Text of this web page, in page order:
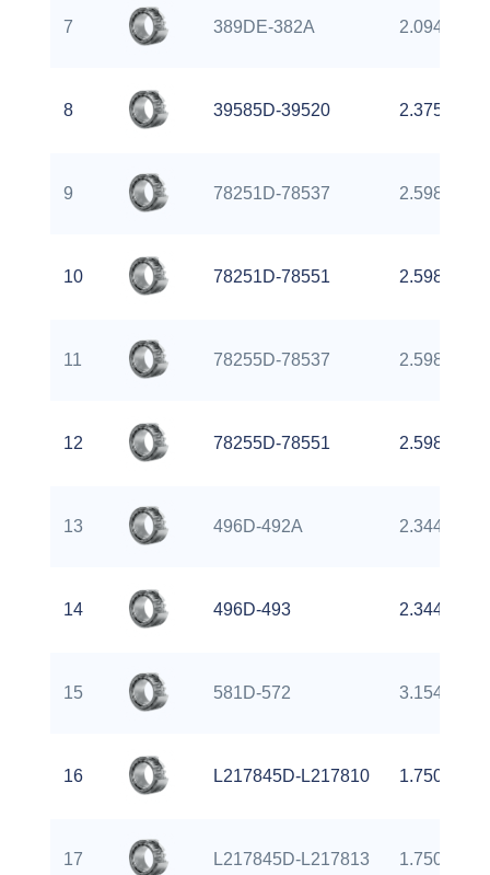
7 389DE-382A 2.0940 inch
8 39585D-39520 2.3750 inch
9 78251D-78537 2.5980 inch
10 78251D-78551 2.5980 inch
11 78255D-78537 2.5980 inch
12 78255D-78551 2.5980 inch
13 496D-492A 2.3440 inch
14 496D-493 2.3440 inch
15 581D-572 3.1549 inch
16 L217845D-L217810 1.7500 inch
17 L217845D-L217813 1.7500 inch